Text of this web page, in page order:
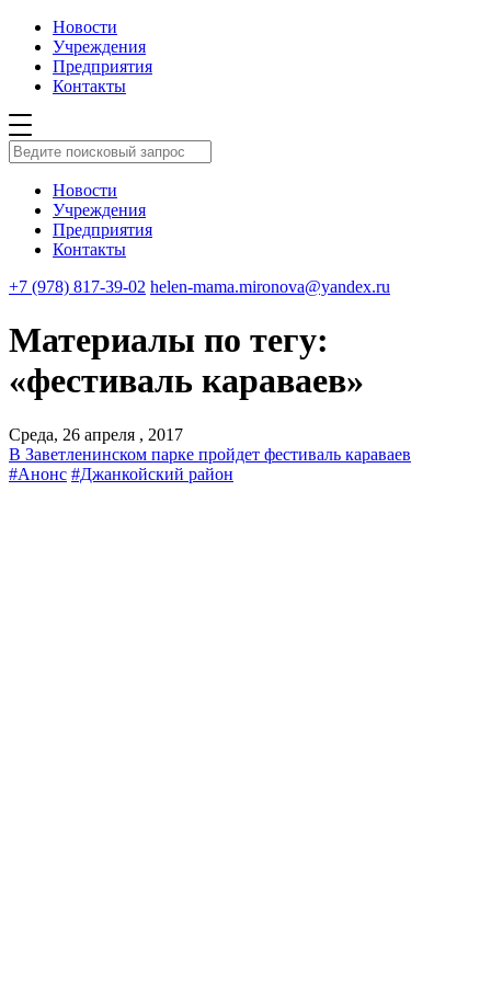
Новости
Учреждения
Предприятия
Контакты
Новости
Учреждения
Предприятия
Контакты
+7 (978) 817-39-02 helen-mama.mironova@yandex.ru
Материалы по тегу:
«фестиваль караваев»
Среда, 26 апреля , 2017
В Заветленинском парке пройдет фестиваль караваев
#Анонс #Джанкойский район